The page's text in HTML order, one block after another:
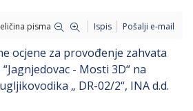
pisma Ispis Pošalji e-mail
ocjene za provođenje zahvata
- Mosti 3D“ na
„ DR-02/2“, INA d.d.